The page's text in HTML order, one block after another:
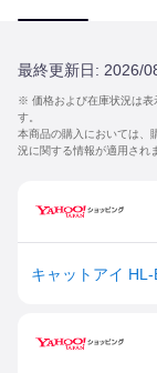
最終更新日: 2026/
※ 価格および在庫状況は表
す。
本商品の購入においては、
況に関する情報が適用され